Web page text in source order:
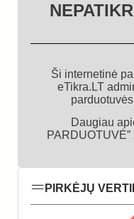
Ši internetinė
eTikra.LT
Daugiau
PIRKĖJŲ